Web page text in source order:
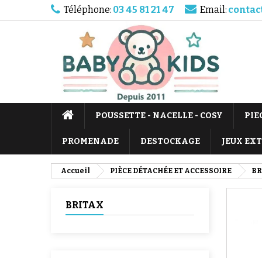
Téléphone: 03 45 81 21 47 Email:
POUSSETTE - NACELLE - COSY
PROMENADE DESTOCKAGE JEUX
Accueil PIÈCE DÉTACHÉE ET ACCESSOIRE
BRITAX